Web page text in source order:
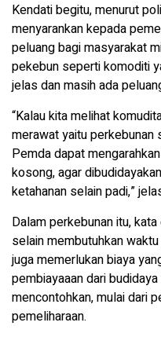
Kendati begitu, menurut
menyarankan kepada
peluang bagi masyarakat
pekebun seperti komoditi
jelas dan masih ada
“Kalau kita melihat
merawat yaitu perkebunan
Pemda dapat
kosong, agar
ketahanan selain padi,”
Dalam perkebunan itu,
selain membutuhkan
juga memerlukan biaya
pembiayaaan dari
mencontohkan, mulai dari
pemeliharaan.